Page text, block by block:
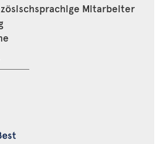
Mitarbeiter